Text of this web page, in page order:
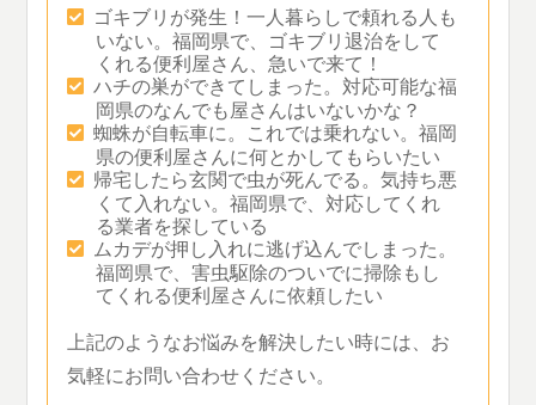
ゴキブリが発生！一人暮らしで頼れる人も
いない。福岡県で、ゴキブリ退治をして
くれる便利屋さん、急いで来て！
ハチの巣ができてしまった。対応可能な福
岡県のなんでも屋さんはいないかな？
蜘蛛が自転車に。これでは乗れない。福岡
県の便利屋さんに何とかしてもらいたい
帰宅したら玄関で虫が死んでる。気持ち悪
くて入れない。福岡県で、対応してくれ
る業者を探している
ムカデが押し入れに逃げ込んでしまった。
福岡県で、害虫駆除のついでに掃除もし
てくれる便利屋さんに依頼したい
上記のようなお悩みを解決したい時には、お
気軽にお問い合わせください。